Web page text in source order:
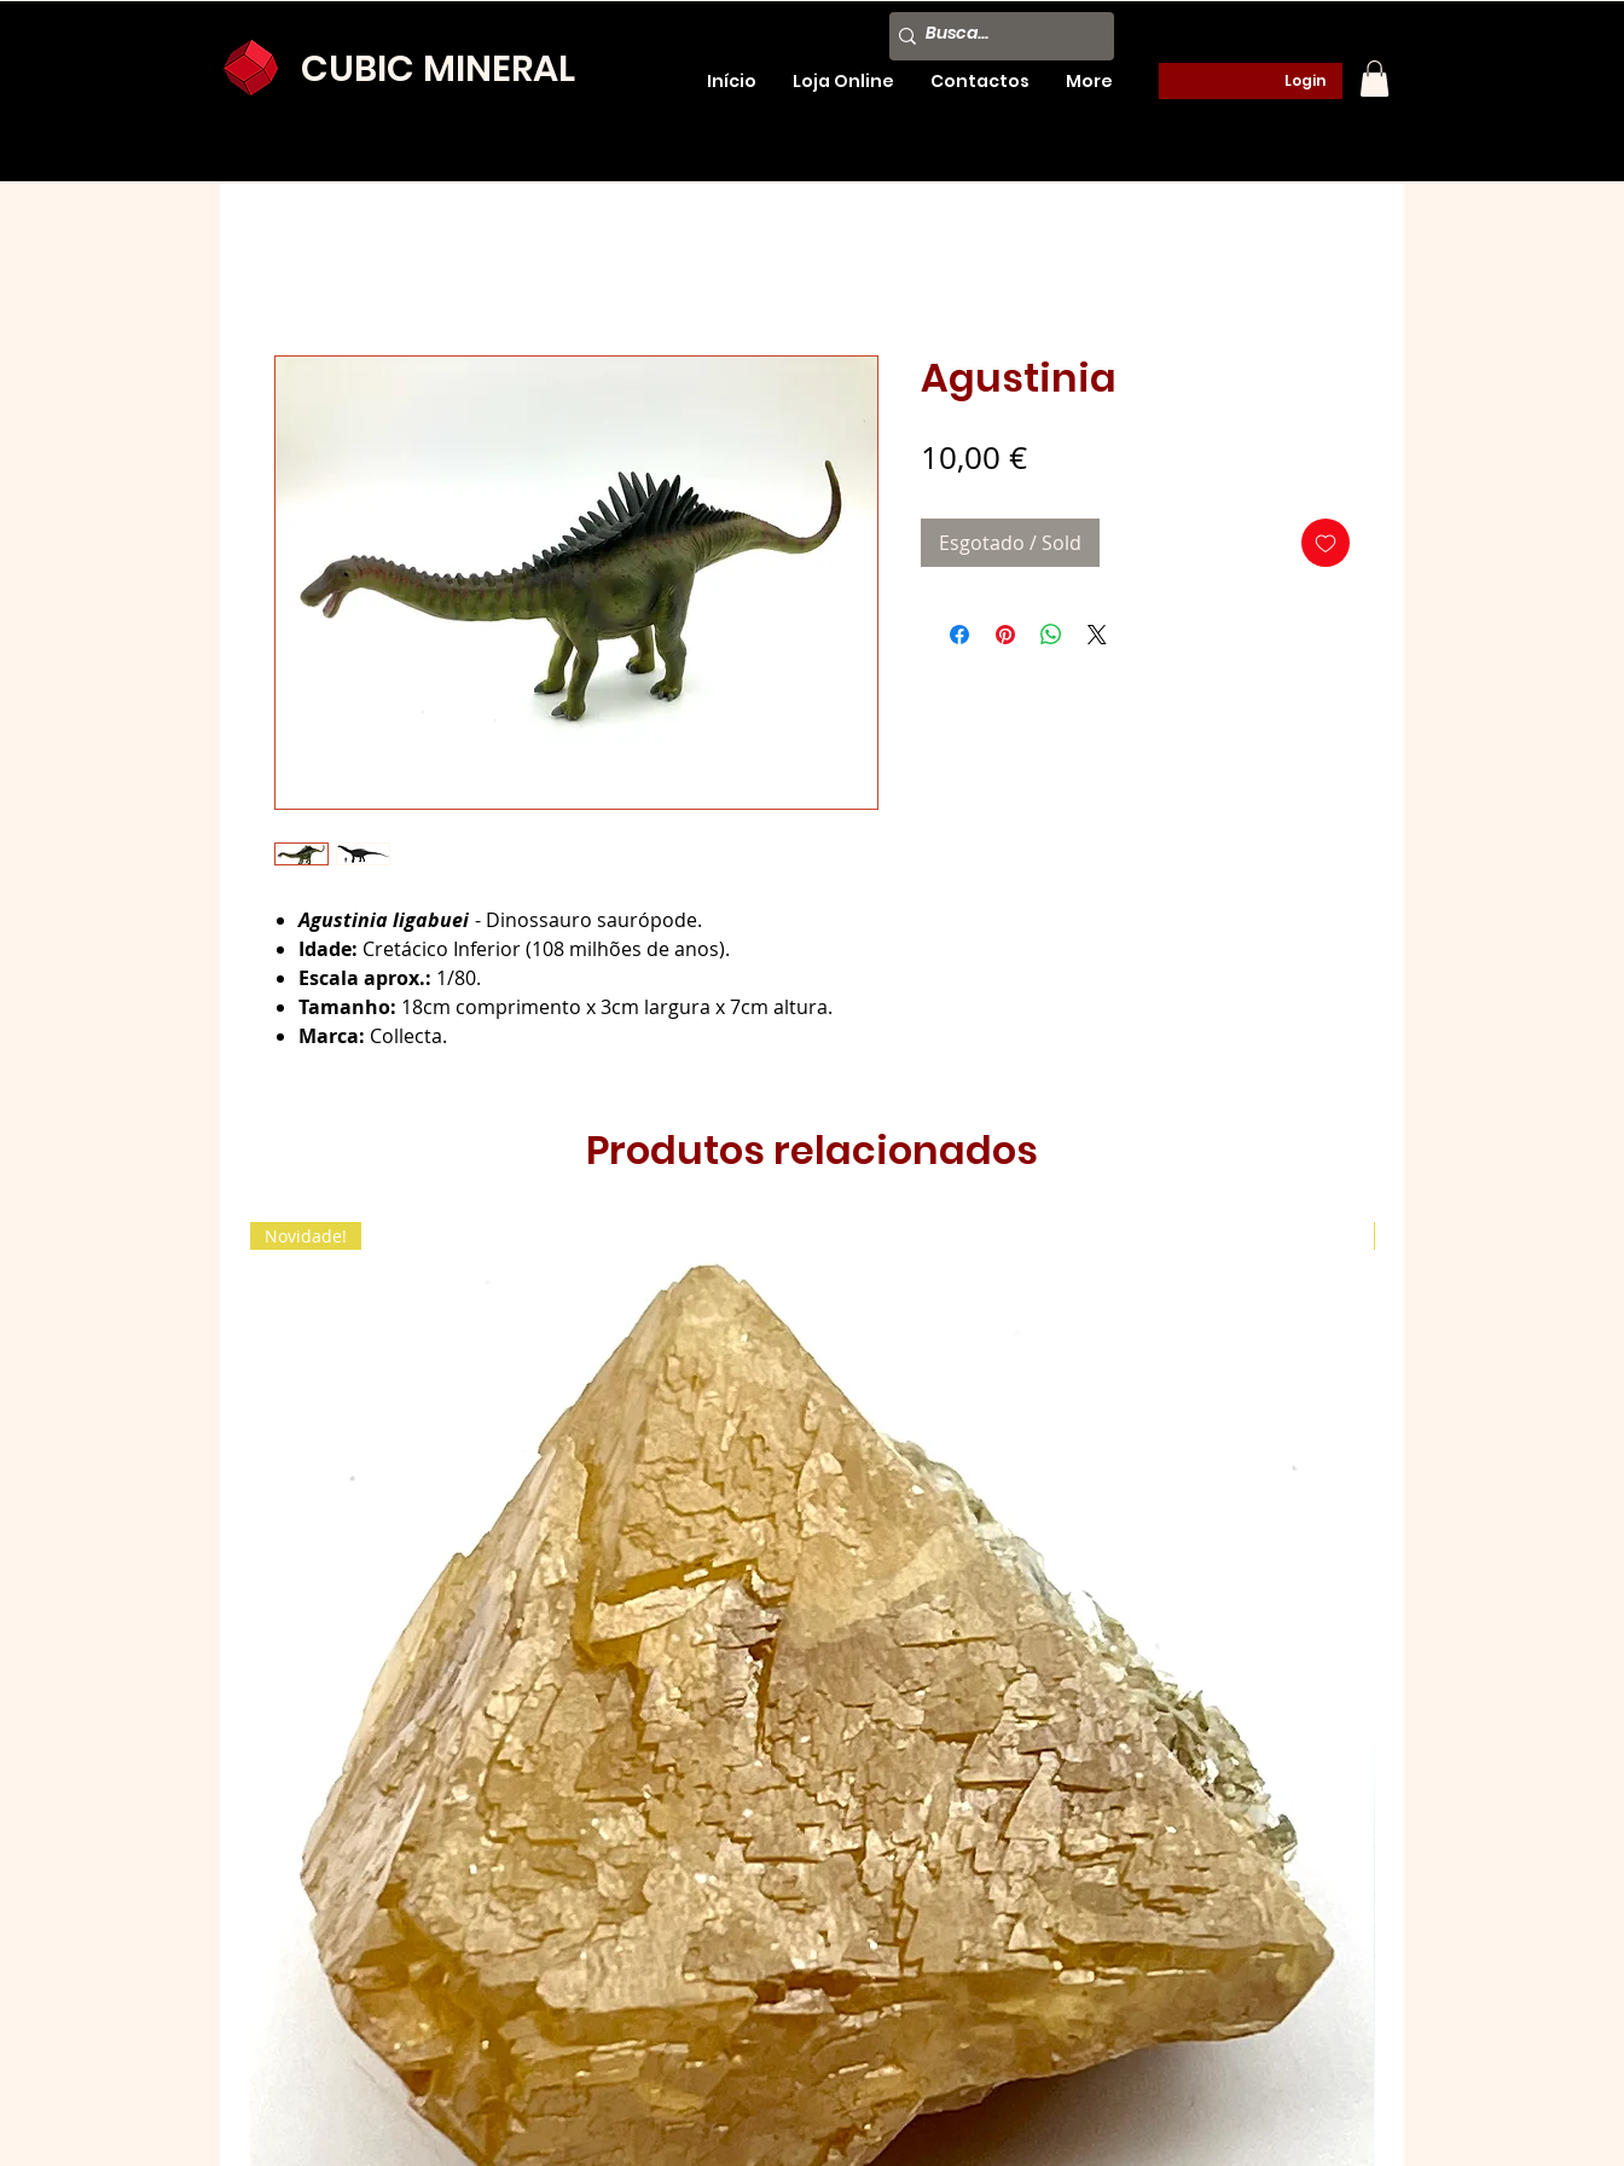
CUBIC MINERAL Início Loja Online Contactos More Login
Agustinia ligabuei - Dinossauro saurópode.
Idade: Cretácico Inferior (108 milhões de anos).
Escala aprox.: 1/80.
Tamanho: 18cm comprimento x 3cm largura x 7cm altura.
Marca: Collecta.
Agustinia
10,00 €Preço
Esgotado / Sold
Produtos relacionados
Novidade!